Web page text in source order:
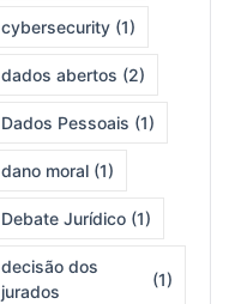
cybersecurity (1)
dados abertos (2)
Dados Pessoais (1)
dano moral (1)
Debate Jurídico (1)
decisão dos
jurados
(1)